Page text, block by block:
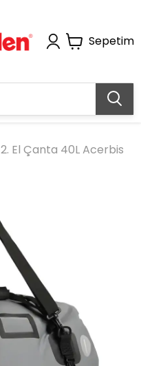
Sepetim
2. El Çanta 40L Acerbis